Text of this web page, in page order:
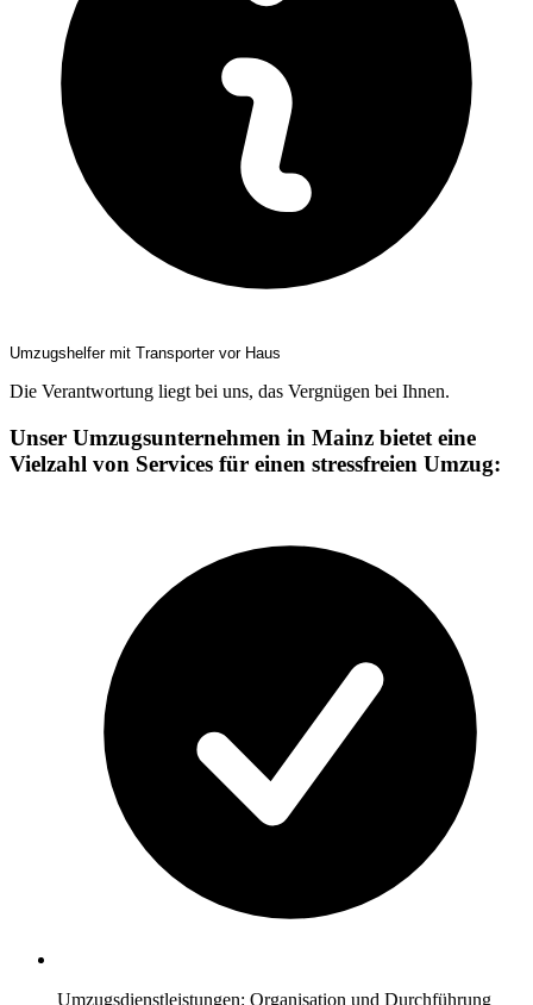
Umzugshelfer mit Transporter vor Haus
Die Verantwortung liegt bei uns, das Vergnügen bei Ihnen.
Unser Umzugsunternehmen in Mainz bietet eine
Vielzahl von Services für einen stressfreien Umzug:
Umzugsdienstleistungen: Organisation und Durchführung